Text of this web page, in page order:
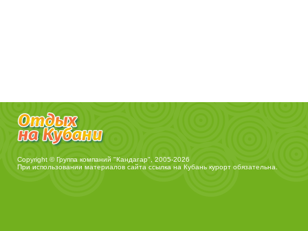
Copyright © Группа компаний "Кандагар", 2005-2026
При использовании материалов сайта ссылка на Кубань курорт обязательна.